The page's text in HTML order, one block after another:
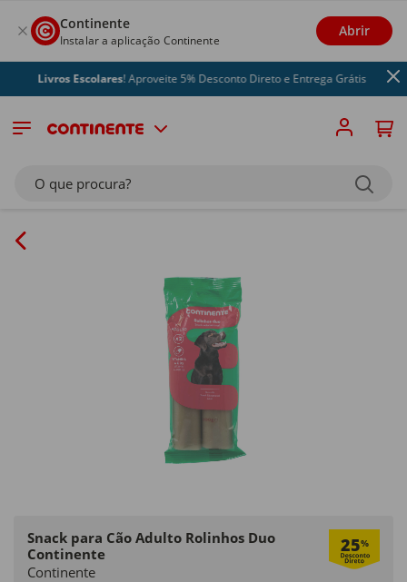
Continente
Instalar a aplicação Continente
Abrir
Livros Escolares! Aproveite 5% Desconto Direto e Entrega Grátis
O que procura?
Snack para Cão Adulto Rolinhos Duo
Continente
25%
Continente